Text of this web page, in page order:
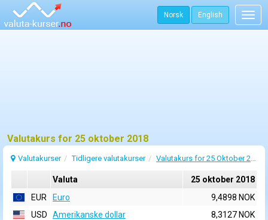
Norsk English
Valutakurs for 25 oktober 2018
Valutakurser Tidligere valutakurser Valutakurs for 25 Oktober 2018
Valuta
25 oktober 2018
EUR
Euro
9,4898 NOK
USD
Amerikanske dollar
8,3127 NOK